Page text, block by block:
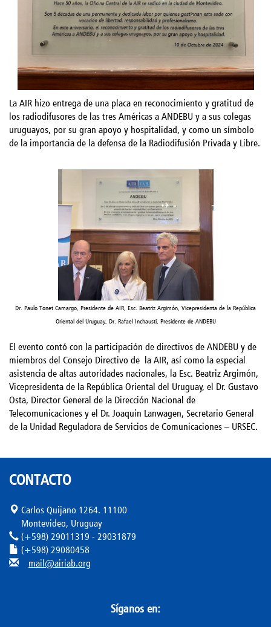
La AIR hizo entrega de una placa en reconocimiento y gratitud de
los radiodifusores de las tres Américas a ANDEBU y a sus colegas
uruguayos, por su gran apoyo y hospitalidad, y como un símbolo
de la importancia de la defensa de la Radiodifusión Privada y Libre.
Dr. Paulo Tonet Camargo, Presidente de AIR, Esc. Beatriz Argimón, Vicepresidenta de la República
Oriental del Uruguay, Dr. Rafael Inchausti, Presidente de ANDEBU
El evento contó con la participación de directivos de ANDEBU y de
miembros del Consejo Directivo de la AIR, así como la especial
asistencia de altas autoridades nacionales, la Esc. Beatriz Argimón,
Vicepresidenta de la República Oriental del Uruguay, el Dr. Gustavo
Osta, Director General de la Dirección Nacional de
Telecomunicaciones y el Dr. Joaquin Lanwagen, Secretario General
de la Unidad Reguladora de Servicios de Comunicaciones – URSEC.
CONTACTO
Carlos Quijano 1264. 11100
Montevideo, Uruguay
(+598) 29011319 - 29031879
(+598) 29080458
mail@airiab.org
Síganos en: